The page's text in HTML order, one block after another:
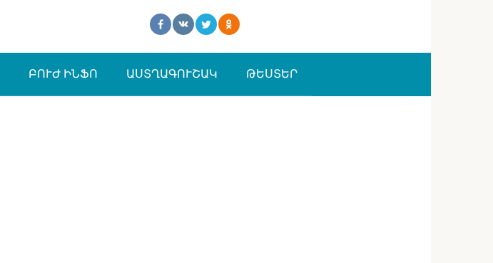
ԲՈՒԺ ԻՆՖՈ ԱՍՏՂԱԳՈՒՇԱԿ ԹԵՍՏԵՐ